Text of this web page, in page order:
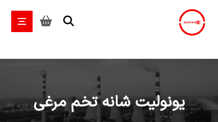
یونولیت شانه تخم مرغی